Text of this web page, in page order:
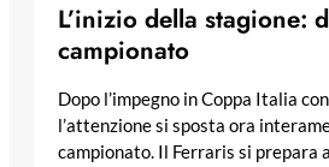
L’inizio della stagione:
campionato
Dopo l’impegno in Coppa Italia
l’attenzione si sposta ora
campionato. Il Ferraris si prepara